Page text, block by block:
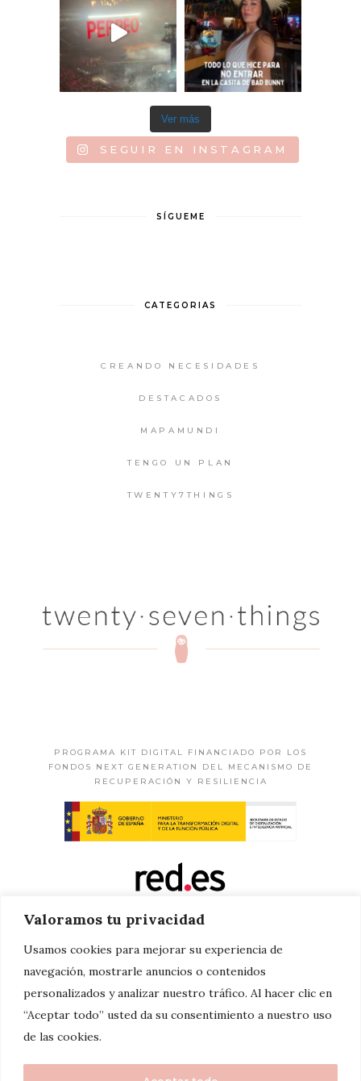
Valoramos tu privacidad
Usamos cookies para mejorar su experiencia de
navegación, mostrarle anuncios o contenidos
personalizados y analizar nuestro tráfico. Al hacer clic en
“Aceptar todo” usted da su consentimiento a nuestro uso
de las cookies.
Ver más
SEGUIR EN INSTAGRAM
SÍGUEME
CATEGORIAS
CREANDO NECESIDADES
DESTACADOS
MAPAMUNDI
TENGO UN PLAN
TWENTY7THINGS
PROGRAMA KIT DIGITAL FINANCIADO POR LOS
FONDOS NEXT GENERATION DEL MECANISMO DE
RECUPERACIÓN Y RESILIENCIA